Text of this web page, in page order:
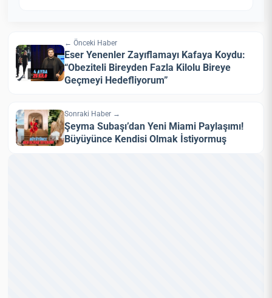
← Önceki Haber
Eser Yenenler Zayıflamayı Kafaya Koydu:
“Obeziteli Bireyden Fazla Kilolu Bireye
Geçmeyi Hedefliyorum”
Sonraki Haber →
Şeyma Subaşı’dan Yeni Miami Paylaşımı!
Büyüyünce Kendisi Olmak İstiyormuş